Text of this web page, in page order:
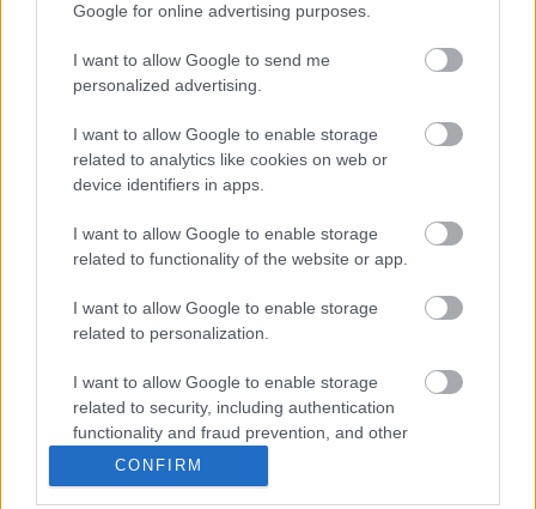
Google for online advertising purposes.
I want to allow Google to send me
personalized advertising.
I want to allow Google to enable storage
related to analytics like cookies on web or
device identifiers in apps.
I want to allow Google to enable storage
related to functionality of the website or app.
I want to allow Google to enable storage
related to personalization.
I want to allow Google to enable storage
related to security, including authentication
functionality and fraud prevention, and other
user protection.
CONFIRM
LEGOLVASOTTABB
A hőségben is védik a növényzetet
Pakson
Parfümöt és élelmiszert rejtett a
Több mint 40 helyszínen dolgozik
fennakadás nélkül a Híd-csoport